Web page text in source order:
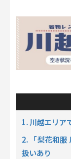
1. 川越エリア
2. 「梨花和服
扱いあり